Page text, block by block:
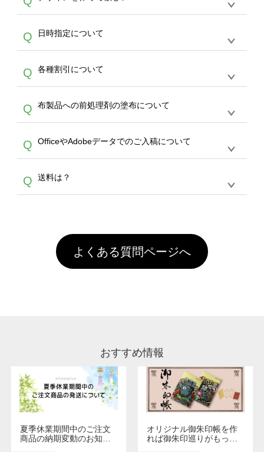
サービスよりも低価格で製作することが可能で
す。
写真などもアップロード可能です。使用できな
い画像はエラーになります。（※ Illustratorか
らの直接入稿には対応していません。AIで保存
し、デザインツールからアップロードして下さ
い）
文のみ受け付けております。30個以上のご製
作をお考えの方は、サポートが担当するエコバ
スをご利用頂ければ、電話やFAX、メールなど
でご注文が可能です。
A
を作って欲しい。などの場合は、製作数量が
30個以上であれば、サポート担当が、デザイ
バッグコンシェル
サー
ビスをご利用ください。(※ 30個以下の場合
は、デザインツールをご利用ください)
Q 日時指定について
A
ん。発送後18時以降に配送業者・伝票番号を
メールでお知らせいたしますので、直接配送業
者にご連絡いただき調整をお願い致します。
Q 各種割引について
A
カート内で自動的に割引(最大50%)が適用され
ます。 【付与ポイント】購入金額の1％が1ポ
イントとして付与され、次回ご注文時に1ポイ
ント＝1円としてお使いいただけます。ポイン
トは発送完了の翌日に付与され、次回ご注文時
からご利用頂けます。ポイントの有効期限は一
年間です。【会員ランク】過去10カ月のご注
文回数により会員ランク割引(最大5%)が適用
頂いても、ログインがされていなければ、ラン
クにカウントがされません。
Q 布製品への前処理剤の塗布について
A
意点（前処理剤）】カラー生地（Tシャツのホ
ワイト、トートバッグのナチュラル、ホワイト
といって、プリントを定着させるための処理剤
を塗布しており、短納期・低価格で商品をお届
害な性質で、水洗いで落とすことが可能です。
お手数ですが、お客様ご自身にて着用前に落と
していただけますようお願いいたします。※1
通常注文・直送機能でのご注文に関わらず、前
Q OfficeやAdobeデータでのご入稿について
A
ません。いずれのデータも該当デザインのみ画
像(JPEG,PNG,GIF,PDF)に変換、またはAdobe
Q 送料は？
引」などによるお値引きで4,000円未満になる
場合は送料がかかりますので、ご注意くださ
い。
よくある質問ページへ
おすすめ情報
夏季休業期間中のご注文
商品の納期変動のお知ら
オリジナル御朱印帳を作
れば御朱印巡りがもっと